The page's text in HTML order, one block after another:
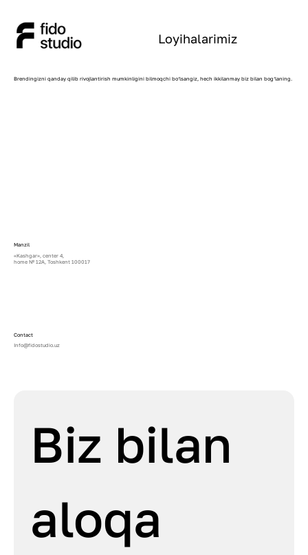
Loyihalarimiz
Brendingizni qanday qilib rivojlantirish mumkinligini bilmoqchi bo‘lsangiz, hech ikkilanmay biz bilan bog‘laning.
Manzil
«Kashgar», center 4,
home № 12A, Тоshkent 100017
Contact
Info@fidostudio.uz
Biz bilan
aloqa